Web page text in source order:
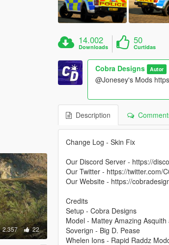
2.357 22
14.002
Downloads
50
Curtidas
Cobra Designs Autor
@Jonesey's Mods
Description
Change Log - Skin Fix
Our Discord Server - https://
Our Twitter - https://twitter.com/
Our Website - https://
Credits
Setup - Cobra Designs
Model - Mattey Amazing
Soverign - Big D. Pease
Whelen Ions - Rapid Raddz